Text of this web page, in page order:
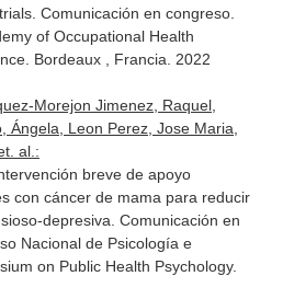
Comunicación en congreso.
of Occupational Health
Bordeaux , Francia. 2022
Morejon Jimenez, Raquel,
Ángela, Leon Perez, Jose Maria,
al.:
breve de apoyo
con cáncer de mama para reducir
depresiva. Comunicación en
Nacional de Psicología e
on Public Health Psychology.